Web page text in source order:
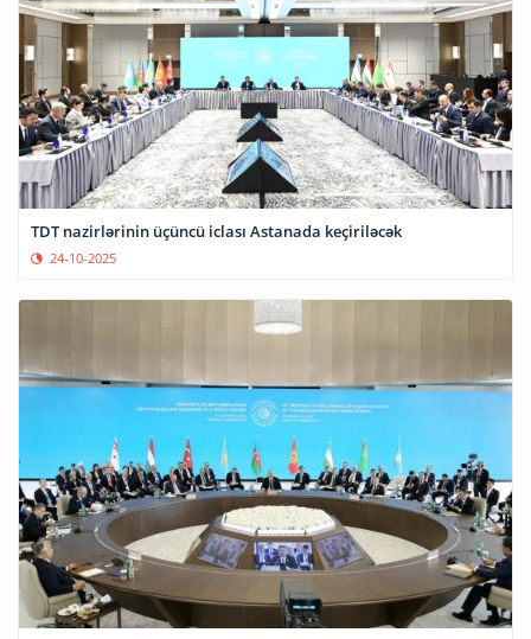
TDT nazirlərinin üçüncü iclası Astanada keçiriləcək
24-10-2025